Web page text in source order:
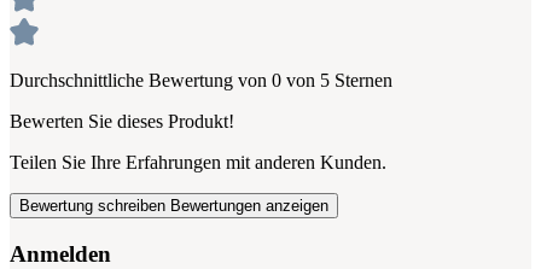
Durchschnittliche Bewertung von 0 von 5 Sternen
Bewerten Sie dieses Produkt!
Teilen Sie Ihre Erfahrungen mit anderen Kunden.
Bewertung schreiben Bewertungen anzeigen
Anmelden